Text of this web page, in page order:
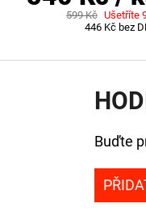
599 Kč Ušetříte
446 Kč bez
Buďte